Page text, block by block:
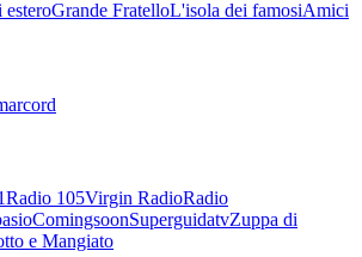
esteroGrande FratelloL'isola dei famosiAmici
Radio 105Virgin RadioRadio
ComingsoonSuperguidatvZuppa di
e Mangiato